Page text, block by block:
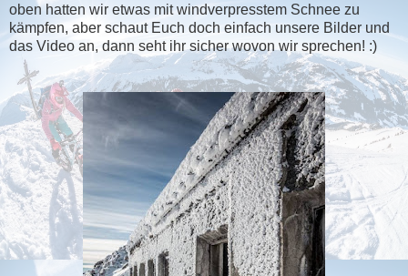
oben hatten wir etwas mit windverpresstem Schnee zu
kämpfen, aber schaut Euch doch einfach unsere Bilder und
das Video an, dann seht ihr sicher wovon wir sprechen! :)